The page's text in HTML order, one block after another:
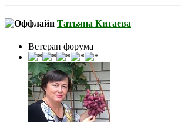
Татьяна Китаева
Ветеран форума